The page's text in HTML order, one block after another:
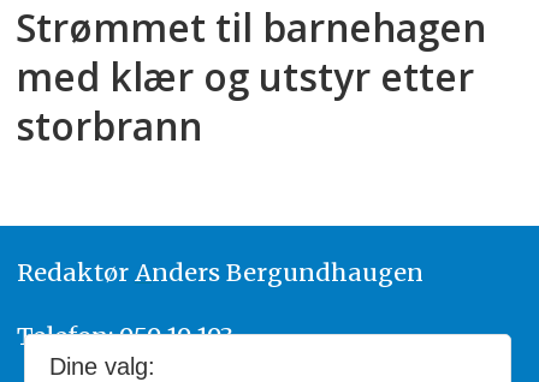
Strømmet til barnehagen
med klær og utstyr etter
storbrann
Redaktør Anders Bergundhaugen
Telefon: 959 19 193
Dine valg: